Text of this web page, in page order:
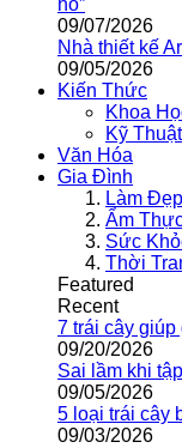
hổ”
09/07/2026
Nhà thiết kế
09/05/2026
Kiến Thức
Khoa
Kỹ Thuật
Văn Hóa
Gia Đình
Làm Đẹp
Ẩm
Sức
Thời
Featured
Recent
7 trái cây
09/20/2026
Sai lầm khi
09/05/2026
5 loại trái cây
09/03/2026